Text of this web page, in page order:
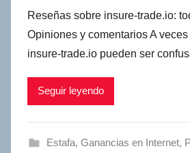
Reseñas sobre insure-trade.io:
Opiniones y comentarios A
insure-trade.io pueden ser
Seguir leyendo
Estafa, Ganancias en Internet,